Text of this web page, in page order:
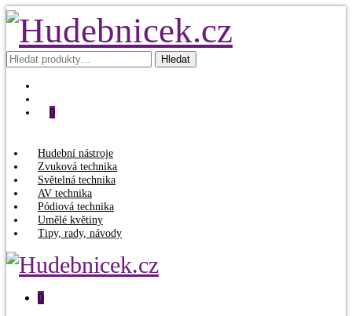
Hledat: Hledat
0
Hudební nástroje
Zvuková technika
Světelná technika
AV technika
Pódiová technika
Umělé květiny
Tipy, rady, návody
0